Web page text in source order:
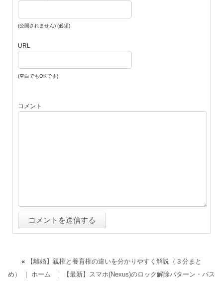
(公開されません) (必須)
URL
(空白でもOKです)
コメント
«
【離婚】親権と養育権の違いを分かりやすく解説（３分まと
め）
｜ ホーム ｜ 【最新】スマホ(Nexus)のロック解除パターン・パス